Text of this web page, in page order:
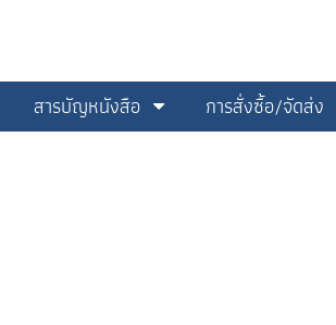
สารบัญหนังสือ การสั่งซื้อ/จัดส่ง